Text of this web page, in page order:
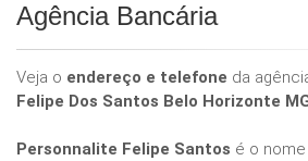
Agência Bancária
Veja o endereço e telefone da
Felipe Dos Santos Belo Horizonte
Personnalite Felipe Santos é o